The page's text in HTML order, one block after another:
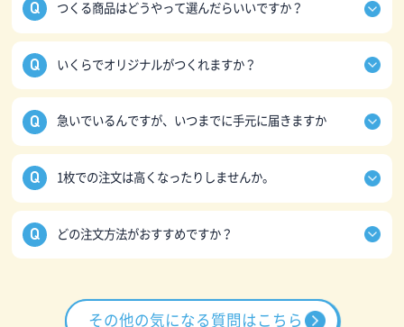
つくる商品はどうやって選んだらいいですか？
いと思います。
素材や厚み、商品カラーなどイメージに近いものをご
選択ください。あとで変更することも可能です。
いくらでオリジナルがつくれますか？
計になります。
最大45%の割引もありますので、詳しくは「
をご確認ください。
急いでいるんですが、いつまでに手元に届きますか
岐阜県の工場から発送し、お届け先の地域によって
ができます。
そちらは一定の条件がありますので、通常はご注文(ご
1枚での注文は高くなったりしませんか。
ご注文の点数が多くなるほどおトクな「枚数割」とい
どの注文方法がおすすめですか？
自分でデザインをつくっておトクに、やり取りも少な
その他の気になる質問はこちら